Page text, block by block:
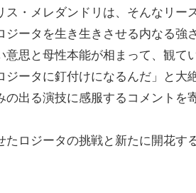
ス・メレダンドリは、そんなリ
ジータを生き生きさせる内なる強
意思と母性本能が相まって、観
ジータに釘付けになるんだ」と大
の出る演技に感服するコメントを
たロジータの挑戦と新たに開花